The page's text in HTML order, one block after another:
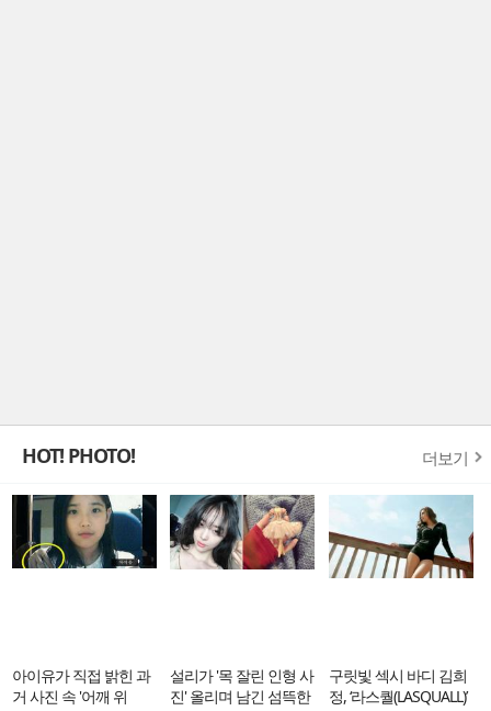
HOT! PHOTO! 더보기
아이유가 직접 밝힌 과
거 사진 속 '어깨 위
설리가 '목 잘린 인형 사
진' 올리며 남긴 섬뜩한
구릿빛 섹시 바디 김희
정, ‘라스퀄(LASQUALL)’